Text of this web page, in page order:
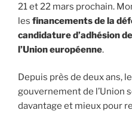
21 et 22 mars prochain.
les financements de la
candidature d’adhésion
l’Union européenne.
Depuis près de deux ans,
gouvernement de l’Union
davantage et mieux pour